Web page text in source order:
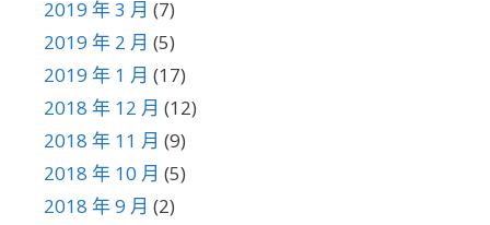
2019 年 3 月 (7)
2019 年 2 月 (5)
2019 年 1 月 (17)
2018 年 12 月 (12)
2018 年 11 月 (9)
2018 年 10 月 (5)
2018 年 9 月 (2)